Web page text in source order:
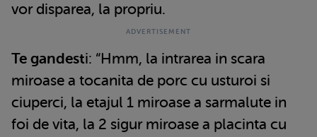
vor disparea, la propriu.
Te gandesti: “Hmm, la intrarea in scara
miroase a tocanita de porc cu usturoi si
ciuperci, la etajul 1 miroase a sarmalute in
foi de vita, la 2 sigur miroase a placinta cu